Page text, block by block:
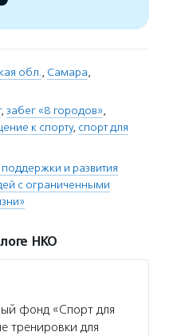
обл., Самара,
, забег «8 городов»,
к спорту, спорт для
и развития
с ограниченными
НКО
фонд «Спорт для
тренировки для